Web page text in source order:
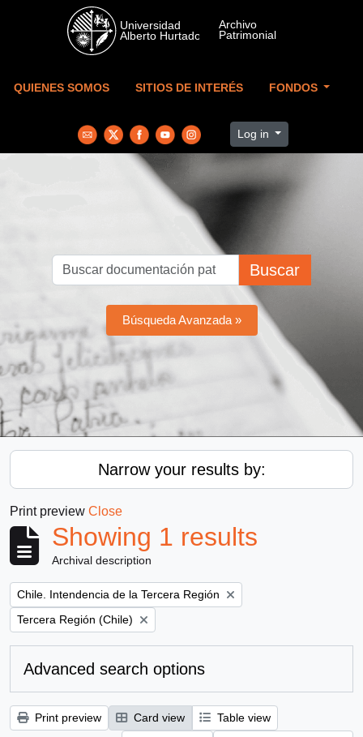
Skip to main content
QUIENES SOMOS SITIOS DE INTERÉS FONDOS
Log in
Buscar
Búsqueda Avanzada »
Narrow your results by:
Print preview Close
Showing 1 results
Archival description
Remove filter:
Chile. Intendencia de la Tercera Región
Remove filter:
Tercera Región (Chile)
Advanced search options
Print preview Card view
Table view